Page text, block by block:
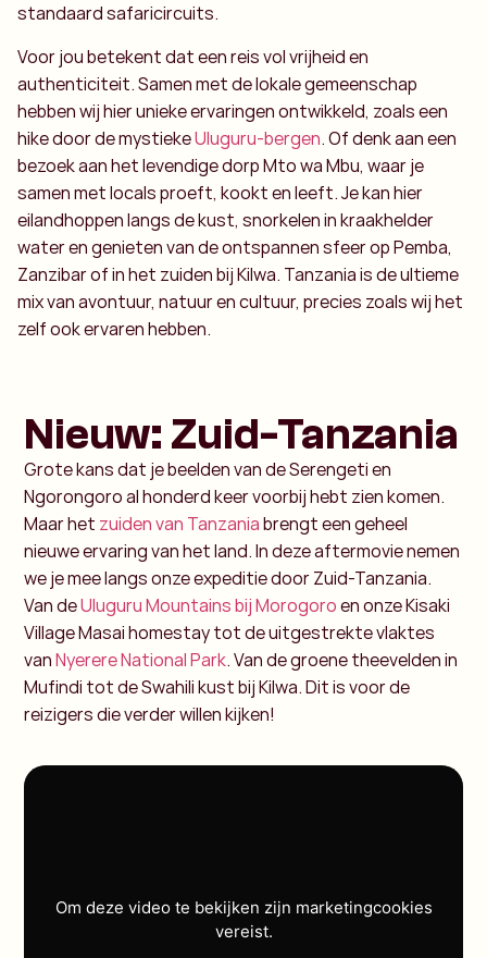
standaard safaricircuits.
Voor jou betekent dat een reis vol vrijheid en
authenticiteit. Samen met de lokale gemeenschap
hebben wij hier unieke ervaringen ontwikkeld, zoals een
hike door de mystiekeUluguru-bergen. Of denk aan een
bezoek aan het levendige dorp Mto wa Mbu, waar je
samen met locals proeft, kookt en leeft. Je kan hier
eilandhoppen langs de kust, snorkelen in kraakhelder
water en genieten van de ontspannen sfeer op Pemba,
Zanzibar of in het zuiden bij Kilwa. Tanzania is de ultieme
mix van avontuur, natuur en cultuur, precies zoals wij het
zelf ook ervaren hebben.
Nieuw: Zuid-Tanzania
Grote kans dat je beelden van de Serengeti en
Ngorongoro al honderd keer voorbij hebt zien komen.
Maar het zuiden van Tanzaniabrengt een geheel
nieuwe ervaring van het land. In deze aftermovie nemen
we je mee langs onze expeditie door Zuid-Tanzania.
Van deUluguru Mountains bij Morogoroen onze Kisaki
Village Masai homestay tot de uitgestrekte vlaktes
vanNyerere National Park. Van de groene theevelden in
Mufindi tot de Swahili kust bij Kilwa. Dit is voor de
reizigers die verder willen kijken!
Om deze video te bekijken zijn marketingcookies
vereist.